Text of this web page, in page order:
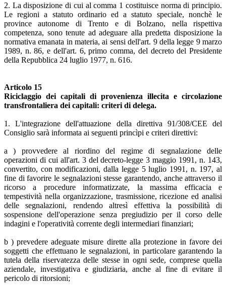
2. La disposizione di cui al comma 1 costituisce norma di principio.
Le regioni a statuto ordinario ed a statuto speciale, nonchè le
province autonome di Trento e di Bolzano, nella rispettiva
competenza, sono tenute ad adeguare alla predetta disposizione la
normativa emanata in materia, ai sensi dell'art. 9 della legge 9 marzo
1989, n. 86, e dell'art. 6, primo comma, del decreto del Presidente
della Repubblica 24 luglio 1977, n. 616.
Articolo 15
Riciclaggio dei capitali di provenienza illecita e circolazione
transfrontaliera dei capitali: criteri di delega.
1. L'integrazione dell'attuazione della direttiva 91/308/CEE del
Consiglio sarà informata ai seguenti princìpi e criteri direttivi:
a ) provvedere al riordino del regime di segnalazione delle
operazioni di cui all'art. 3 del decreto-legge 3 maggio 1991, n. 143,
convertito, con modificazioni, dalla legge 5 luglio 1991, n. 197, al
fine di favorire le segnalazioni stesse garantendo, anche attraverso il
ricorso a procedure informatizzate, la massima efficacia e
tempestività nella organizzazione, trasmissione, ricezione ed analisi
delle segnalazioni, rendendo altresì effettiva la possibilità di
sospensione dell'operazione senza pregiudizio per il corso delle
indagini e l'operatività corrente degli intermediari finanziari;
b ) prevedere adeguate misure dirette alla protezione in favore dei
soggetti che effettuano le segnalazioni, in particolare garantendo la
tutela della riservatezza delle stesse in ogni sede, comprese quella
aziendale, investigativa e giudiziaria, anche al fine di evitare il
pericolo di ritorsioni;